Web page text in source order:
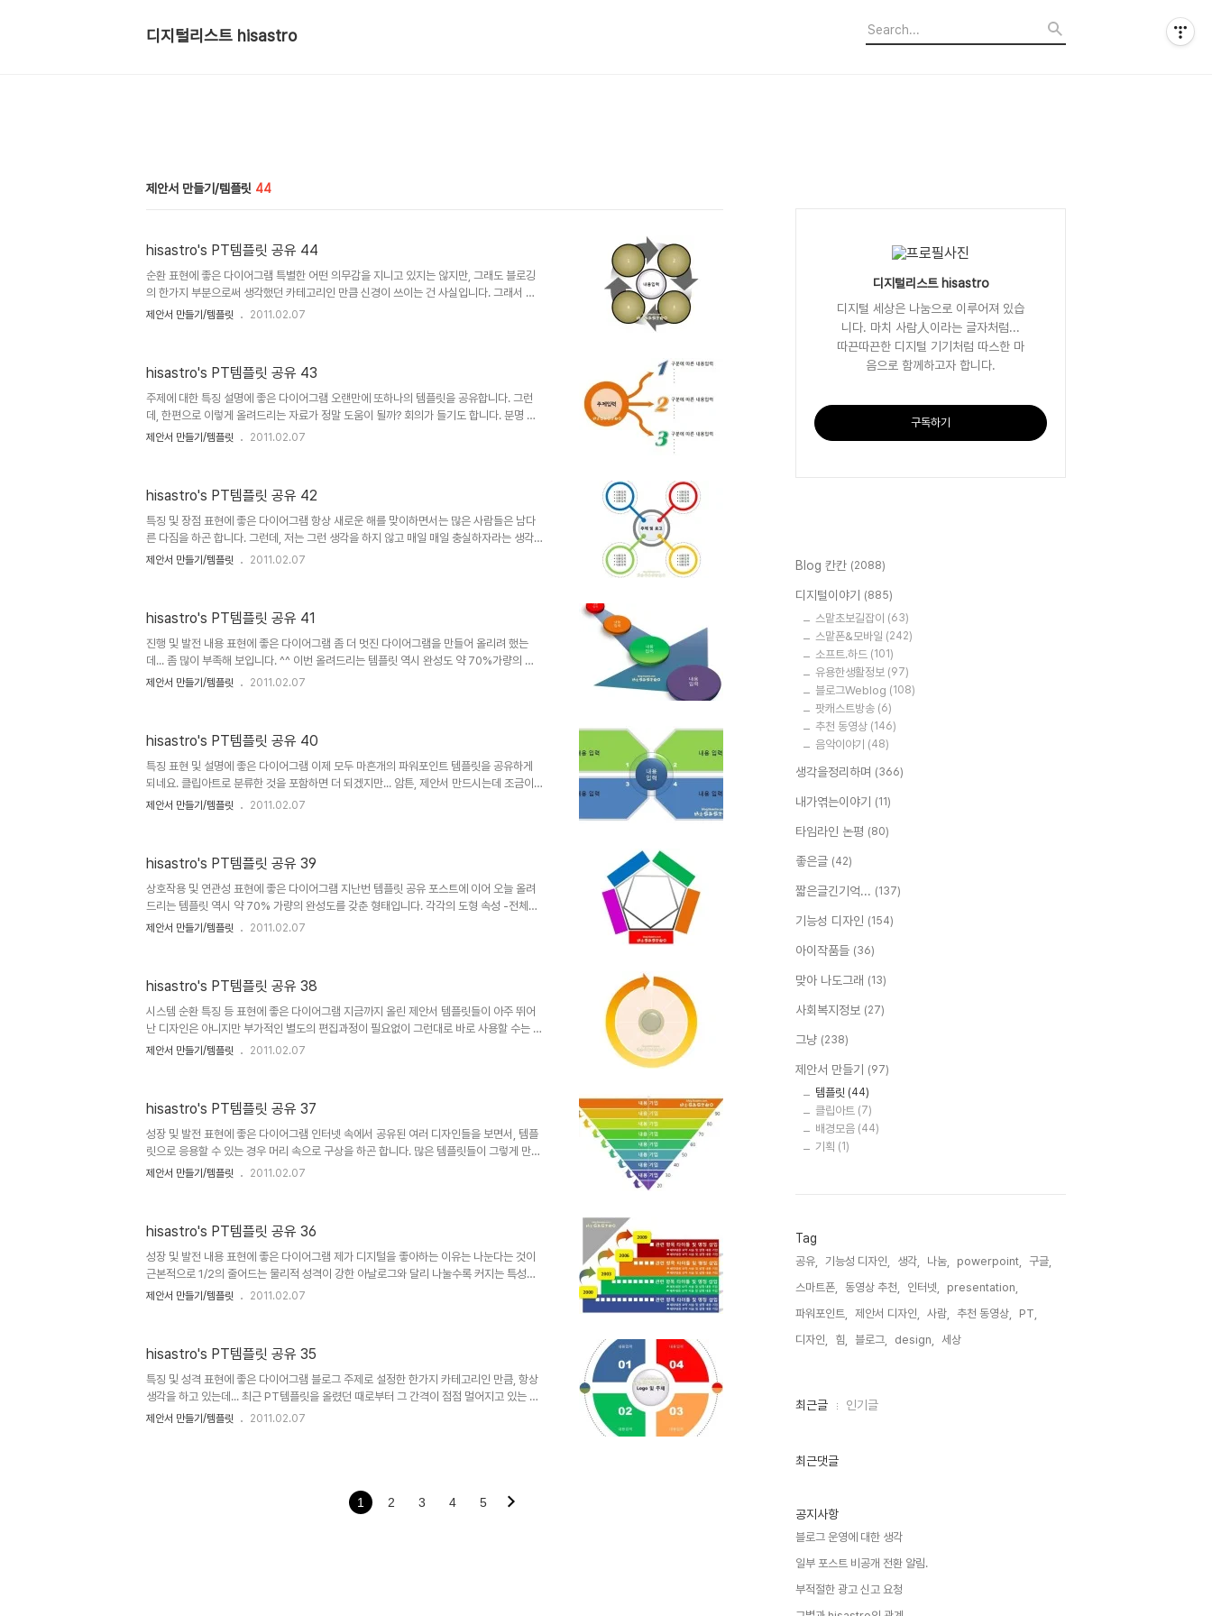
디지털리스트 hisastro
제안서 만들기/템플릿 44
hisastro's PT템플릿 공유 44
순환 표현에 좋은 다이어그램 특별한 어떤 의무감을 지니고 있지는 않지만, 그래도 블로깅
의 한가지 부분으로써 생각했던 카테고리인 만큼 신경이 쓰이는 건 사실입니다. 그래서 습
관처럼 템플릿 제작을 위한 주위의 소재들을 관심있게 보면서 때때로 필을 받게 되면 상황
요한 건데 ㅋ 그래도 마음만은 따뜻하게 생각해주시리라고 생각합니다. (_ _) 이번에 올려
드리는 템플릿의 완성도는 약 80%입니다. 만들어진 다이어그램에 바로 내용만 ..
제안서 만들기/템플릿 2011.02.07
hisastro's PT템플릿 공유 43
주제에 대한 특징 설명에 좋은 다이어그램 오랜만에 또하나의 템플릿을 공유합니다. 그런
데, 한편으로 이렇게 올려드리는 자료가 정말 도움이 될까? 회의가 들기도 합니다. 분명 페
이지뷰를 확인해 보면 그 수치가 적지 않음에도... 템플릿 및 제안서 배경에 대한 포스트들
~짝 그 소통에 대한 욕심이 생기는 건 아무래도 블로깅을 하는 이유 중 그것이 작지는 않을
것이기 때문입니다. 혹, 자료를 보시고 괜찮다 싶어 가실때, 작은 응원의 한..
제안서 만들기/템플릿 2011.02.07
hisastro's PT템플릿 공유 42
특징 및 장점 표현에 좋은 다이어그램 항상 새로운 해를 맞이하면서는 많은 사람들은 남다
른 다짐을 하곤 합니다. 그런데, 저는 그런 생각을 하지 않고 매일 매일 충실하자라는 생각
을 할 뿐입니다. 현재 좋은 상황은 못되지만, 지금의 모습들이 앞으로의 시간들에 있어 좋은
없습니다. 특히, 남자들의 경우 신년의 다짐 순위 1위는 뭐니해도 금연일텐데요... 저는 어렵
지 않게 담배를 끊었지만, 대부분은 이것이 쉽지 않은 숙제라는 것을 많이 봅니다..
제안서 만들기/템플릿 2011.02.07
hisastro's PT템플릿 공유 41
진행 및 발전 내용 표현에 좋은 다이어그램 좀 더 멋진 다이어그램을 만들어 올리려 했는
데... 좀 많이 부족해 보입니다. ^^ 이번 올려드리는 템플릿 역시 완성도 약 70%가량의 수
준으로 제작하였습니다. 나머지 부분은 사용하시는 분들께서 채워 사용하시면 되겠습니다.
hisastro's 템플릿의 주소를 링크로 알려주신다면, 소통 차원으로 감사히 생각하겠습니다.
변형된 형태로 수정하시는 경우에 있어서는 되도록 재공유를 부탁드리며, 템플릿의 출발
에..
제안서 만들기/템플릿 2011.02.07
hisastro's PT템플릿 공유 40
특징 표현 및 설명에 좋은 다이어그램 이제 모두 마흔개의 파워포인트 템플릿을 공유하게
되네요. 클립아트로 분류한 것을 포함하면 더 되겠지만... 암튼, 제안서 만드시는데 조금이
라도 도움이 되셨다면 좋겠는데... ^^ 작지만 더 많은 분들이 서로함께나눔의 의미를 되새기
겠습니다. (_ _) 상업용이 아니라면 마음껏 사용하셔도 좋습니다. 그렇지만, 따뜻한 댓글(또
는 트랙백).. 남겨주시길... ^^ 템플릿의 배포는 원칙적으로 이곳 블로그에서만 하도록 하
겠..
제안서 만들기/템플릿 2011.02.07
hisastro's PT템플릿 공유 39
상호작용 및 연관성 표현에 좋은 다이어그램 지난번 템플릿 공유 포스트에 이어 오늘 올려
드리는 템플릿 역시 약 70% 가량의 완성도를 갖춘 형태입니다. 각각의 도형 속성 -전체를
그룹으로 묶었을 경우는 개체 속성에서- 에서 3차원 편집 기능을 활용하여 이렇게 저렇게
겠습니다. 제 생각인데요, 세상이 어지럽고 힘든 이유는 단절을 원하는 악의 헤게모니가 근
원적 원인 아닌가 생각합니다. 그래서 이기적인 생각이 발현되고 그것이 반복적으로 파생되
면서 연쇄 ..
제안서 만들기/템플릿 2011.02.07
hisastro's PT템플릿 공유 38
시스템 순환 특징 등 표현에 좋은 다이어그램 지금까지 올린 제안서 템플릿들이 아주 뛰어
난 디자인은 아니지만 부가적인 별도의 편집과정이 필요없이 그런대로 바로 사용할 수는 있
었을 겁니다. 그런데, 가만히 생각해 보니, 이게 꼭 도움을 드리는 것이 아니란 생각이 들었
이 들었던 겁니다. 그래서 이후 올리는 템플릿은 약 70%가량의 완성도를 갖춘 형태로 올릴
까 생각하고 있습니다. 특히, 언젠가 발행했던 글 "포토샵의 펜촉툴 기능을 파워포인트에서
사용한..
제안서 만들기/템플릿 2011.02.07
hisastro's PT템플릿 공유 37
성장 및 발전 표현에 좋은 다이어그램 인터넷 속에서 공유된 여러 디자인들을 보면서, 템플
릿으로 응용할 수 있는 경우 머리 속으로 구상을 하곤 합니다. 많은 템플릿들이 그렇게 만들
어졌고, 그 순환의 연속으로 또다시 공유하고자 포스팅으로써 멋진 제안서 만들기
을 갖기도 합니다. 하지만, 이런 분들로 인해 오픈소스의 순수함과 사회적 변화에 흠집이 되
고 상처가 되지 않을까 걱정 스럽기도 합니다. 그러나 또 한편으론 그러한 분들도 몰라서
그..
제안서 만들기/템플릿 2011.02.07
hisastro's PT템플릿 공유 36
성장 및 발전 내용 표현에 좋은 다이어그램 제가 디지털을 좋아하는 이유는 나눈다는 것이
근본적으로 1/2의 줄어드는 물리적 성격이 강한 아날로그와 달리 나눌수록 커지는 특성이
곧 공유라는 이름으로 기술의 근간을 이루기 때문입니다. 이는 돌려 생각할 때, 물질적인 나
그 이상일 것이라는 생각이 저만의 독특한 생각은 아니라고 봅니다. 즉, 나눔은 순환의 나눔
이란 것!!! 세상이 어지럽고 왜곡된 이기와 소유욕으로 어려움이 가중되고 있지만, 이렇게 ..
제안서 만들기/템플릿 2011.02.07
hisastro's PT템플릿 공유 35
특징 및 성격 표현에 좋은 다이어그램 블로그 주제로 설정한 한가지 카테고리인 만큼, 항상
생각을 하고 있는데... 최근 PT템플릿을 올렸던 때로부터 그 간격이 점점 멀어지고 있는 느
낌입니다. ^^ 저 혼자의 생각이겠지만, 그래도 제가 만들어 올리는 템플릿을 기다리고 계신
드시는데 조금이라도 도움이 되는 자료이길 기대하겠습니다. 고맙습니다. (_ _) 상업용이
제안서 만들기/템플릿 2011.02.07
1 2 3 4 5
디지털리스트 hisastro
디지털 세상은 나눔으로 이루어져 있습
니다. 마치 사람人이라는 글자처럼...
따끈따끈한 디지털 기기처럼 따스한 마
음으로 함께하고자 합니다.
구독하기
Blog 칸칸 (2088)
디지털이야기 (885)
스맡초보길잡이 (63)
스맡폰&모바일 (242)
소프트.하드 (101)
유용한생활정보 (97)
블로그Weblog (108)
팟캐스트방송 (6)
추천 동영상 (146)
음악이야기 (48)
생각을정리하며 (366)
내가엮는이야기 (11)
타임라인 논평 (80)
좋은글 (42)
짧은글긴기억... (137)
기능성 디자인 (154)
아이작품들 (36)
맞아 나도그래 (13)
사회복지정보 (27)
그냥 (238)
제안서 만들기 (97)
템플릿 (44)
클립아트 (7)
배경모음 (44)
기획 (1)
Tag
공유, 기능성 디자인, 생각, 나눔, powerpoint,
구글,
스마트폰,
동영상 추천, 인터넷,
presentation,
파워포인트,
제안서 디자인, 사람, 추천 동영상,
PT,
디자인,
힘, 블로그, design, 세상,
최
인
최근글 인기글
최근댓글
공지사항
블로그 운영에 대한 생각
일부 포스트 비공개 전환 알림.
부적절한 광고 신고 요청